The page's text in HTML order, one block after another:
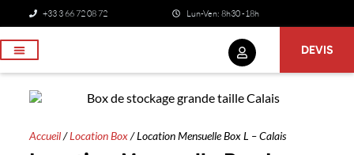
+33 3 66 72 08 72 Lun-Ven: 8h30 -18h
DEVIS
Accueil/Location Box/ Location Mensuelle Box L – Calais